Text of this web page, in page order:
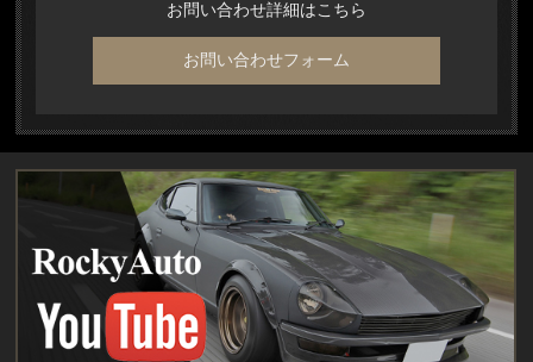
お問い合わせ詳細はこちら
お問い合わせフォーム